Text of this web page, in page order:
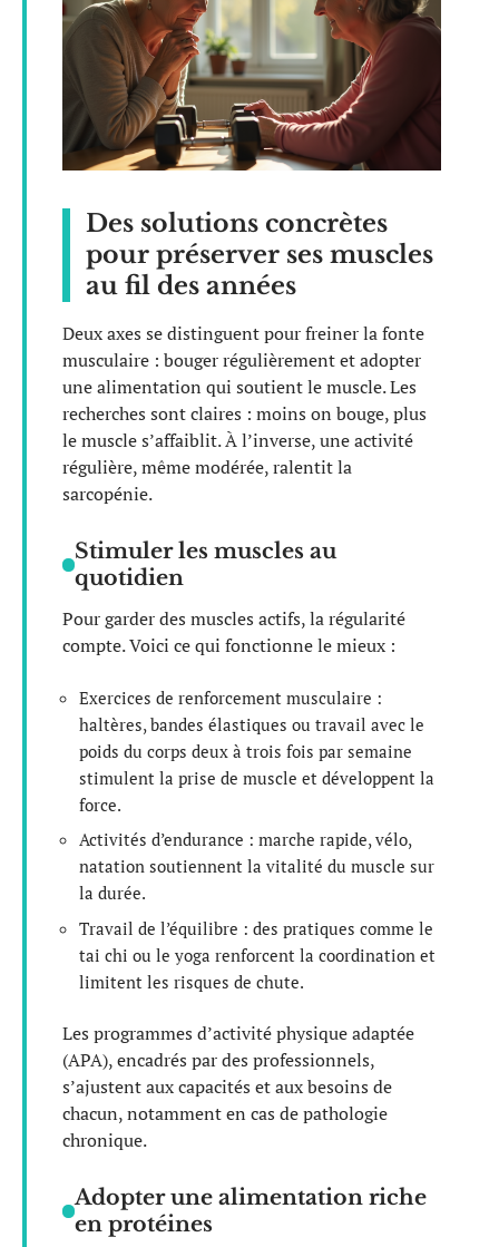
Des solutions concrètes
pour préserver ses muscles
au fil des années
Deux axes se distinguent pour freiner la fonte
musculaire : bouger régulièrement et adopter
une alimentation qui soutient le muscle. Les
recherches sont claires : moins on bouge, plus
le muscle s’affaiblit. À l’inverse, une activité
régulière, même modérée, ralentit la
sarcopénie.
Stimuler les muscles au
quotidien
Pour garder des muscles actifs, la régularité
compte. Voici ce qui fonctionne le mieux :
Exercices de renforcement musculaire :
haltères, bandes élastiques ou travail avec le
poids du corps deux à trois fois par semaine
stimulent la prise de muscle et développent la
force.
Activités d’endurance : marche rapide, vélo,
natation soutiennent la vitalité du muscle sur
la durée.
Travail de l’équilibre : des pratiques comme le
tai chi ou le yoga renforcent la coordination et
limitent les risques de chute.
Les programmes d’activité physique adaptée
(APA), encadrés par des professionnels,
s’ajustent aux capacités et aux besoins de
chacun, notamment en cas de pathologie
chronique.
Adopter une alimentation riche
en protéines